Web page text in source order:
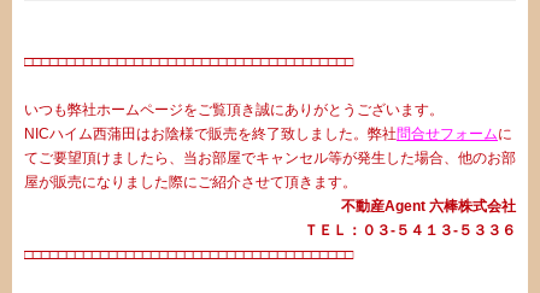
□□□□□□□□□□□□□□□□□□□□□□□□□□□□□□□□□□□□□□□
いつも弊社ホームページをご覧頂き誠にありがとうございます。
NICハイム西蒲田はお陰様で販売を終了致しました。弊社問合せフォームに
てご要望頂けましたら、当お部屋でキャンセル等が発生した場合、他のお部
屋が販売になりました際にご紹介させて頂きます。
不動産Agent 六棒株式会社
ＴＥＬ：０３‐５４１３‐５３３６
□□□□□□□□□□□□□□□□□□□□□□□□□□□□□□□□□□□□□□□